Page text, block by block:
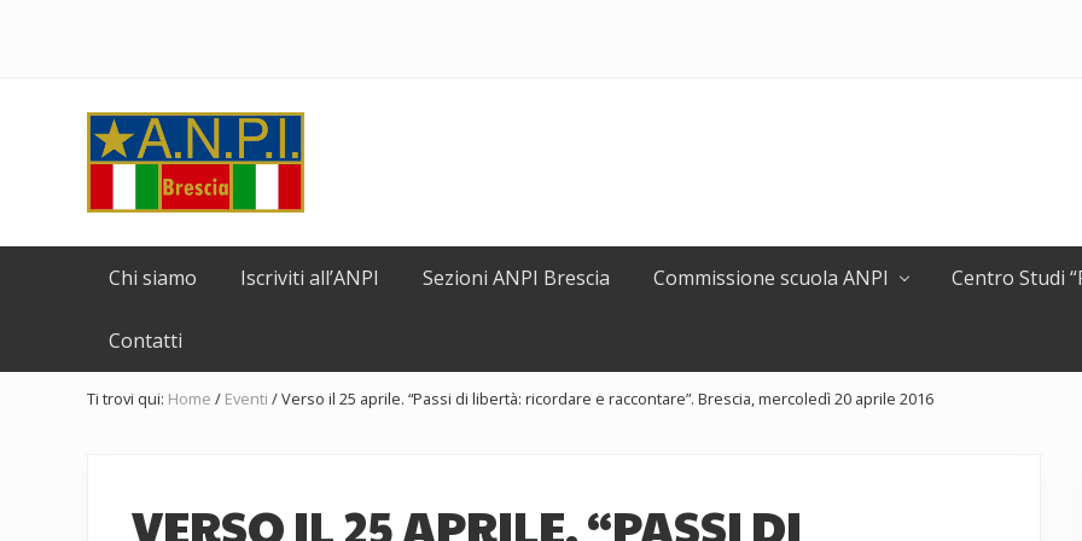
navigation
principale
Comitato
Provinciale
Brescia
Chi siamo Iscriviti all’ANPI Sezioni ANPI Brescia Commissione scuola ANPI Centro Studi
Contatti
Ti trovi qui: Home / Eventi /Verso il 25 aprile. “Passi di libertà: ricordare e raccontare”. Brescia, mercoledì 20 aprile 2016
VERSO IL 25 APRILE. “PASSI DI